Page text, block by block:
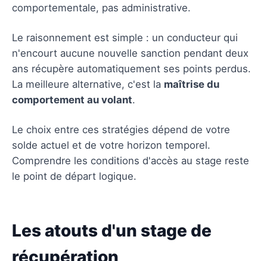
comportementale, pas administrative.
Le raisonnement est simple : un conducteur qui
n'encourt aucune nouvelle sanction pendant deux
ans récupère automatiquement ses points perdus.
La meilleure alternative, c'est la maîtrise du
comportement au volant.
Le choix entre ces stratégies dépend de votre
solde actuel et de votre horizon temporel.
Comprendre les conditions d'accès au stage reste
le point de départ logique.
Les atouts d'un stage de
récupération